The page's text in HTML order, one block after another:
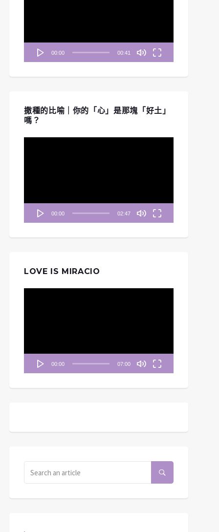
00:00 00:41
撒種的比喻｜你的「心」是那塊「好土」
嗎？
00:00 02:47
LOVE IS MIRACIO
00:00 07:00